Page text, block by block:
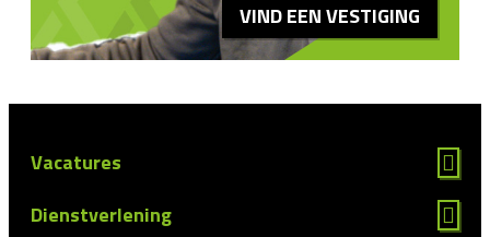
VIND EEN VESTIGING
Vacatures
Dienstverlening